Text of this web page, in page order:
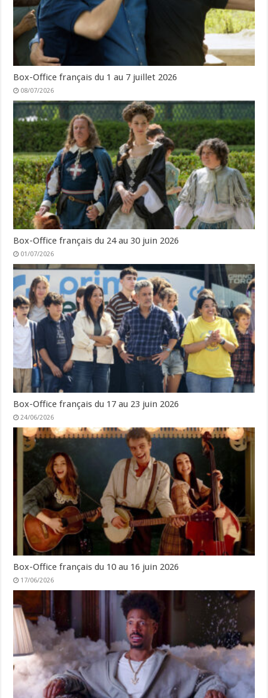
Box-Office français du 1 au 7 juillet 2026
08/07/2026
Box-Office français du 24 au 30 juin 2026
01/07/2026
Box-Office français du 17 au 23 juin 2026
24/06/2026
Box-Office français du 10 au 16 juin 2026
17/06/2026